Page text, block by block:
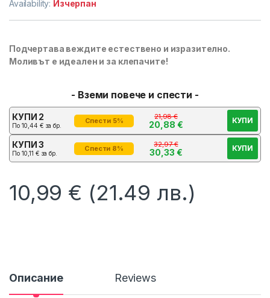
Availability: Изчерпан
Подчертава веждите естествено и изразително.
Моливът е идеален и за клепачите!
- Вземи повече и спести -
КУПИ 2
По 10,44 € за бр.
Спести 5% 21,98€
20,88 € КУПИ
КУПИ 3
По 10,11 € за бр.
Спести 8% 32,97€
30,33 € КУПИ
10,99 € (21.49 лв.)
Описание Reviews